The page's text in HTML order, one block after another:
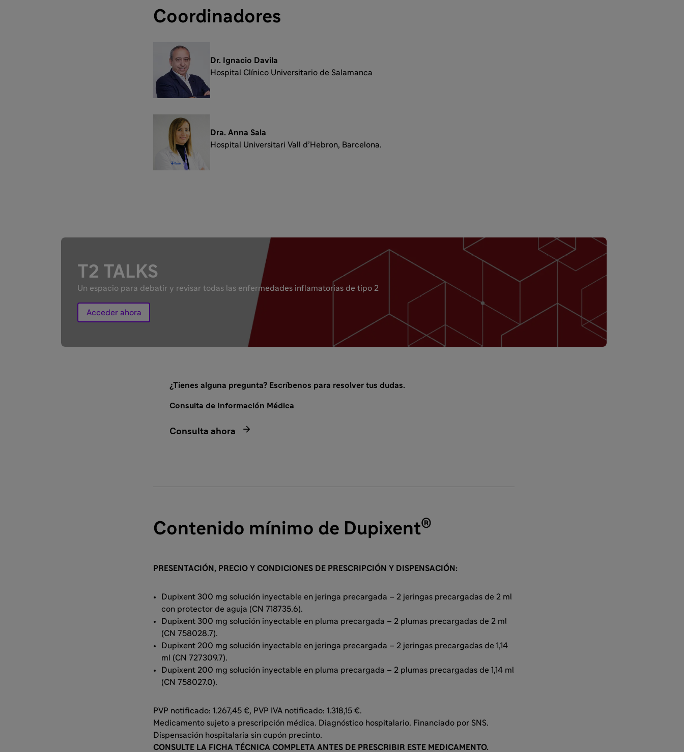
Coordinadores
Dr. Ignacio Davila
Hospital Clínico Universitario de Salamanca
Dra. Anna Sala
Hospital Universitari Vall d’Hebron, Barcelona.
T2 TALKS
Un espacio para debatir y revisar todas las enfermedades inflamatorias de tipo 2
Acceder ahora
¿Tienes alguna pregunta? Escríbenos para resolver tus dudas.
Consulta de Información Médica
Consulta ahora 
Contenido mínimo de Dupixent®
PRESENTACIÓN, PRECIO Y CONDICIONES DE PRESCRIPCIÓN Y DISPENSACIÓN:
Dupixent 300 mg solución inyectable en jeringa precargada – 2 jeringas precargadas de 2 ml
con protector de aguja (CN 718735.6).
Dupixent 300 mg solución inyectable en pluma precargada – 2 plumas precargadas de 2 ml
(CN 758028.7).
Dupixent 200 mg solución inyectable en jeringa precargada – 2 jeringas precargadas de 1,14
ml (CN 727309.7).
Dupixent 200 mg solución inyectable en pluma precargada – 2 plumas precargadas de 1,14 ml
(CN 758027.0).
PVP notificado: 1.267,45 €, PVP IVA notificado: 1.318,15 €.
Medicamento sujeto a prescripción médica. Diagnóstico hospitalario. Financiado por SNS.
Dispensación hospitalaria sin cupón precinto.
CONSULTE LA FICHA TÉCNICA COMPLETA ANTES DE PRESCRIBIR ESTE MEDICAMENTO.